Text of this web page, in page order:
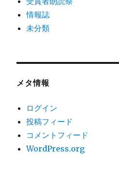
情報誌
未分類
メタ情報
ログイン
投稿フィード
コメントフィード
WordPress.org